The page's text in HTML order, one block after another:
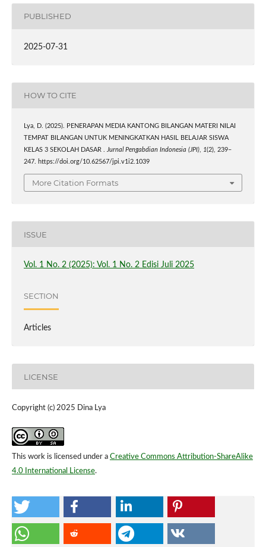
PUBLISHED
2025-07-31
HOW TO CITE
Lya, D. (2025). PENERAPAN MEDIA KANTONG BILANGAN MATERI NILAI
TEMPAT BILANGAN UNTUK MENINGKATKAN HASIL BELAJAR SISWA
KELAS 3 SEKOLAH DASAR .
Jurnal Pengabdian Indonesia (JPI), 1(2), 239–
247. https://doi.org/10.62567/jpi.v1i2.1039
More Citation Formats
ISSUE
Vol. 1 No. 2 (2025): Vol. 1 No. 2 Edisi Juli 2025
SECTION
Articles
LICENSE
Copyright (c) 2025 Dina Lya
This work is licensed under a Creative Commons Attribution-ShareAlike
4.0 International License.